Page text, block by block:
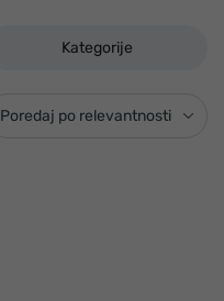
Kategorije
Poredaj po relevantnosti